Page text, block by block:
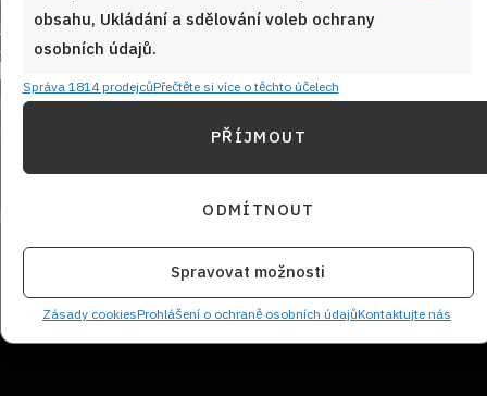
obsahu, Ukládání a sdělování voleb ochrany
osobních údajů.
Správa 1814 prodejcůPřečtěte si více o těchto účelech
PŘÍJMOUT
ODMÍTNOUT
Spravovat možnosti
Zásady cookiesProhlášení o ochraně osobních údajůKontaktujte nás
NEZMEŠKEJTE ŽÁDNÝ RECEPT!